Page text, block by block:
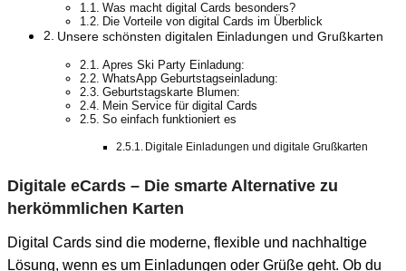
Was macht digital Cards besonders?
Die Vorteile von digital Cards im Überblick
Unsere schönsten digitalen Einladungen und Grußkarten
Apres Ski Party Einladung:
WhatsApp Geburtstagseinladung:
Geburtstagskarte Blumen:
Mein Service für digital Cards
So einfach funktioniert es
Digitale Einladungen und digitale Grußkarten
Digitale eCards – Die smarte Alternative zu
herkömmlichen Karten
Digital Cards sind die moderne, flexible und nachhaltige
Lösung, wenn es um Einladungen oder Grüße geht. Ob du